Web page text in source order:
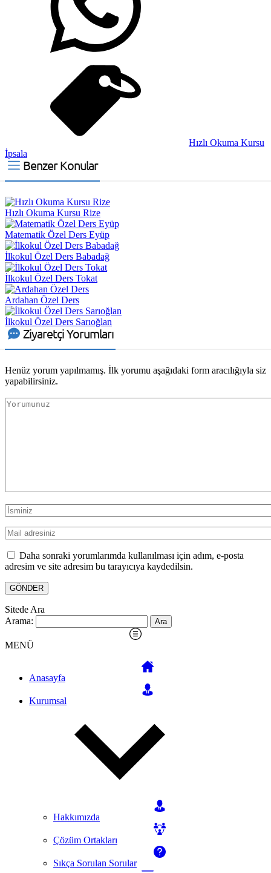
Hızlı Okuma Kursu
İpsala
Benzer Konular
Hızlı Okuma Kursu Rize
Matematik Özel Ders Eyüp
İlkokul Özel Ders Babadağ
İlkokul Özel Ders Tokat
Ardahan Özel Ders
İlkokul Özel Ders Sarıoğlan
Ziyaretçi Yorumları
Henüz yorum yapılmamış. İlk yorumu aşağıdaki form aracılığıyla siz
yapabilirsiniz.
Daha sonraki yorumlarımda kullanılması için adım, e-posta
adresim ve site adresim bu tarayıcıya kaydedilsin.
Sitede Ara
Arama:
MENÜ
Anasayfa
Kurumsal
Hakkımızda
Çözüm Ortakları
Sıkça Sorulan Sorular